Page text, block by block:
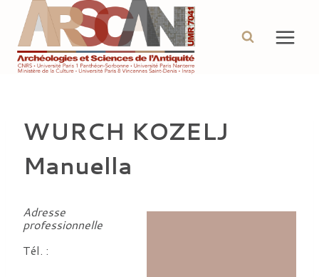
contenu
WURCH KOZELJ
Manuella
Adresse
professionnelle
Tél. :